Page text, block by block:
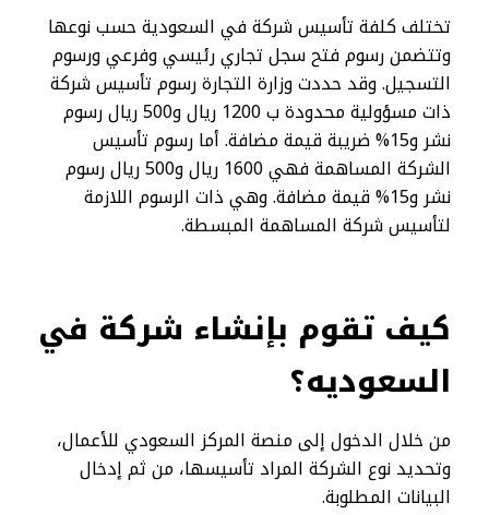
تختلف كلفة تأسيس شركة في السعودية حسب نوعها
وتتضمن رسوم فتح سجل تجاري رئيسي وفرعي ورسوم
التسجيل. وقد حددت وزارة التجارة رسوم تأسيس شركة
ذات مسؤولية محدودة ب 1200 ريال و500 ريال رسوم
نشر و15% ضريبة قيمة مضافة. أما رسوم تأسيس
الشركة المساهمة فهي 1600 ريال و500 ريال رسوم
نشر و15% قيمة مضافة. وهي ذات الرسوم اللازمة
لتأسيس شركة المساهمة المبسطة.
كيف تقوم بإنشاء شركة في
السعوديه؟
من خلال الدخول إلى منصة المركز السعودي للأعمال،
وتحديد نوع الشركة المراد تأسيسها، من ثم إدخال
البيانات المطلوبة.